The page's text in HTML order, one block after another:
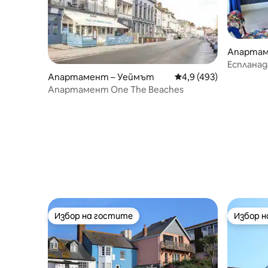
Апартамент – Уеймът Средна оценка: 4,9
4,9 (493)
Апартамент One The Beaches
Избор на гостите
Избор на гостите Избор
Избор